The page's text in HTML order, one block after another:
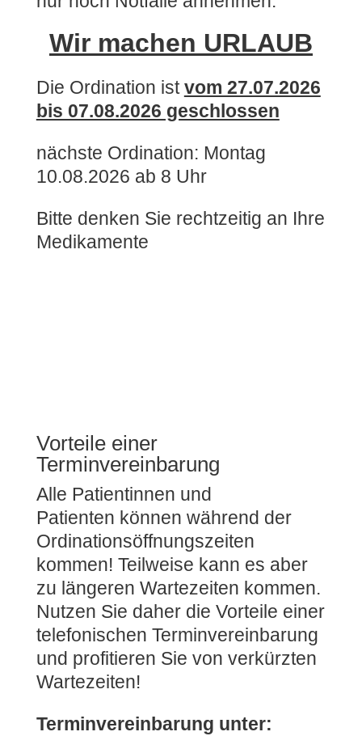
Wir machen URLAUB
Die Ordination istvom 27.07.2026
bis 07.08.2026 geschlossen
nächste Ordination: Montag
10.08.2026 ab 8 Uhr
Bitte denken Sie rechtzeitig an Ihre
Medikamente
Vorteile einer
Terminvereinbarung
Alle Patientinnen und
Patienten können während der
Ordinationsöffnungszeiten
kommen! Teilweise kann es aber
zu längeren Wartezeiten kommen.
Nutzen Sie daher die Vorteile einer
telefonischen Terminvereinbarung
und profitieren Sie von verkürzten
Wartezeiten!
Terminvereinbarung unter: